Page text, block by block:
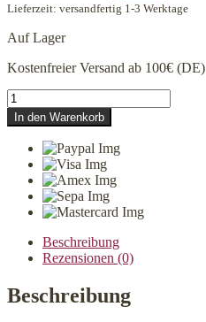
Lieferzeit: versandfertig 1-3 Werktage
Auf Lager
Kostenfreier Versand ab 100€ (DE)
CLOUD7
Hundefellbürste
mit
Lederschlaufe
Menge
In den Warenkorb
Beschreibung
Rezensionen (0)
Beschreibung